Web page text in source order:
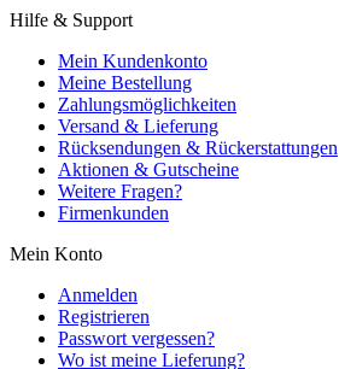
Hilfe & Support
Mein Kundenkonto
Meine Bestellung
Zahlungsmöglichkeiten
Versand & Lieferung
Rücksendungen & Rückerstattungen
Aktionen & Gutscheine
Weitere Fragen?
Firmenkunden
Mein Konto
Anmelden
Registrieren
Passwort vergessen?
Wo ist meine Lieferung?